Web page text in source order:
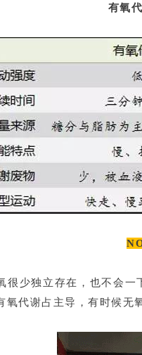
有氧
很少独立存在，也不会
氧代谢占主导，有时候无